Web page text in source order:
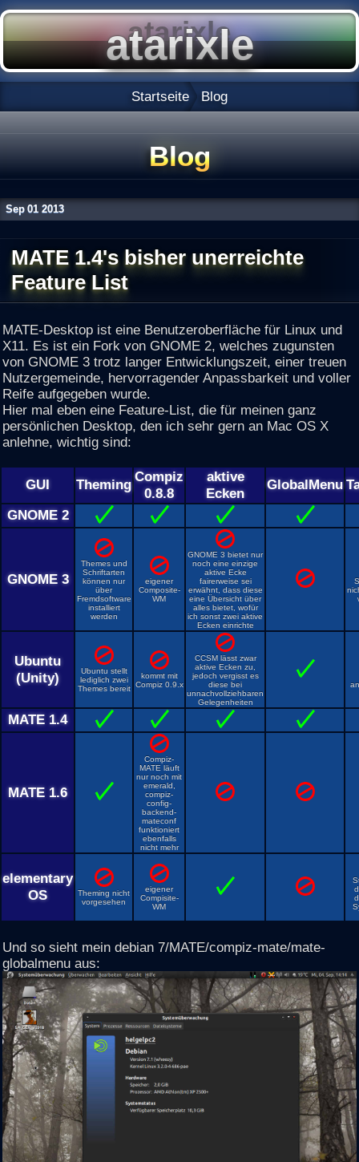
Startseite Blog
Blog
Sep 01 2013
MATE 1.4's bisher unerreichte
Feature List
MATE-Desktop ist eine Benutzeroberfläche für Linux und
X11. Es ist ein Fork von GNOME 2, welches zugunsten
von GNOME 3 trotz langer Entwicklungszeit, einer treuen
Nutzergemeinde, hervorragender Anpassbarkeit und voller
Reife aufgegeben wurde.
Hier mal eben eine Feature-List, die für meinen ganz
persönlichen Desktop, den ich sehr gern an Mac OS X
anlehne, wichtig sind:
GUI Theming Compiz
0.8.8
aktive
Ecken
GlobalMenu
GNOME 2
GNOME 3
Themes und
Schriftarten
können nur
über
Fremdsoftware
installiert
werden
eigener
Composite-
WM
GNOME 3 bietet nur
noch eine einzige
aktive Ecke
fairerweise sei
erwähnt, dass diese
eine Übersicht über
alles bietet, wofür
ich sonst zwei aktive
Ecken einrichte
Ubuntu
(Unity)
Ubuntu stellt
lediglich zwei
Themes bereit
kommt mit
Compiz 0.9.x
CCSM lässt zwar
aktive Ecken zu,
jedoch vergisst es
diese bei
unnachvollziehbaren
Gelegenheiten
MATE 1.4
MATE 1.6
Compiz-
MATE läuft
nur noch mit
emerald,
compiz-
config-
backend-
mateconf
funktioniert
ebenfalls
nicht mehr
elementary
OS
Theming nicht
vorgesehen
eigener
Compisite-
WM
Und so sieht mein debian 7/MATE/compiz-mate/mate-
globalmenu aus: